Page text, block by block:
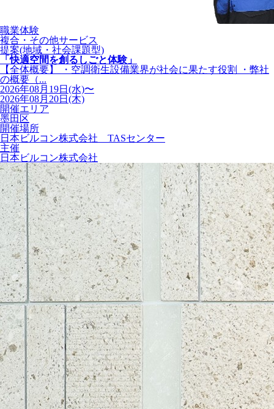
職業体験
複合・その他サービス
提案(地域・社会課題型)
「快適空間を創るしごと体験」
【全体概要】 ・空調衛生設備業界が社会に果たす役割 ・弊社
の概要（...
2026年08月19日(水)〜
2026年08月20日(木)
開催エリア
墨田区
開催場所
日本ビルコン株式会社 TASセンター
主催
日本ビルコン株式会社